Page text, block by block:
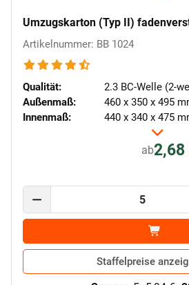
Umzugskarton (Typ II)
Artikelnummer: BB 1024
Qualität:
2.3 BC-Welle (2-
Außenmaß:
460 x 350 x 495
Innenmaß:
440 x 340 x 475
ab2,68
Staffelpreise